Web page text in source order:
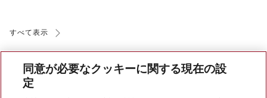
すべて表示
同意が必要なクッキーに関する現在の設
定